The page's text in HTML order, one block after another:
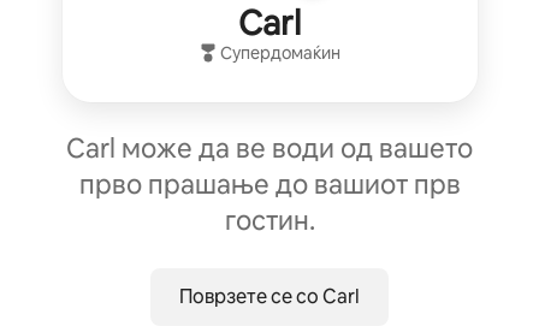
Carl
Супердомаќин
Carl може да ве води од вашето
прво прашање до вашиот прв
гостин.
Поврзете се со Carl